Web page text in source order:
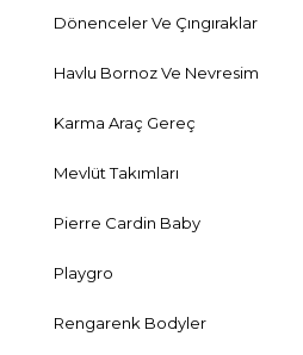
Dönenceler Ve Çıngıraklar
Havlu Bornoz Ve Nevresim
Karma Araç Gereç
Mevlüt Takımları
Pierre Cardin Baby
Playgro
Rengarenk Bodyler